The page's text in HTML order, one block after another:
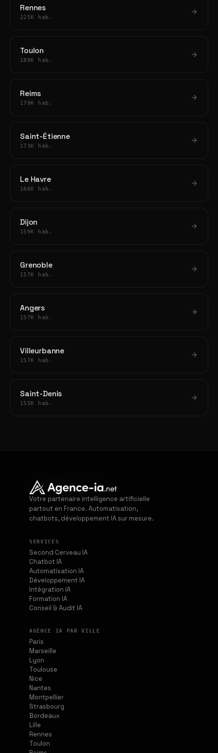
Rennes
225K hab.
Toulon
180K hab.
Reims
179K hab.
Saint-Étienne
173K hab.
Le Havre
166K hab.
Dijon
159K hab.
Grenoble
157K hab.
Angers
157K hab.
Villeurbanne
157K hab.
Saint-Denis
155K hab.
Votre partenaire intelligence artificielle
partout en France. Automatisation,
chatbots, développement IA sur mesure.
SERVICES
Second Cerveau IA
Chatbot IA
Automatisation IA
Développement IA
Intégration IA
Formation IA
Conseil & Audit IA
AGENCE IA PAR VILLE
Paris
Marseille
Lyon
Toulouse
Nice
Nantes
Montpellier
Strasbourg
Bordeaux
Lille
Rennes
Toulon